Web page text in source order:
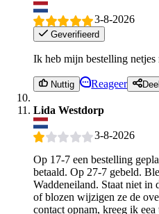
3-8-2026
Geverifieerd
Ik heb mijn bestelling netjes
Nuttig Reageer Deel
Lida Westdorp
3-8-2026
Op 17-7 een bestelling
betaald. Op 27-7 gebeld.
Waddeneiland. Staat niet
of blozen wijzigen ze de
contact opnam, kreeg ik